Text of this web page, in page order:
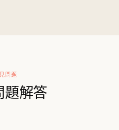
問題
題解答